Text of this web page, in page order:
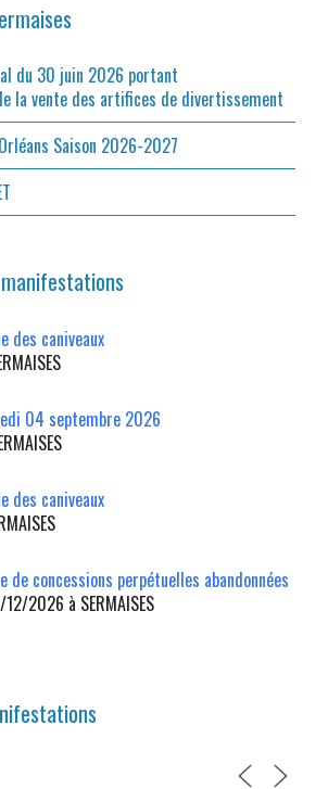
du 30 juin 2026 portant
la vente des artifices de divertissement
Saison 2026-2027
des caniveaux
04 septembre 2026
des caniveaux
de concessions perpétuelles abandonnées
2026 à SERMAISES